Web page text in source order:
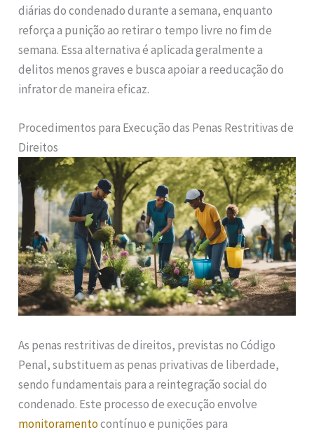
diárias do condenado durante a semana, enquanto
reforça a punição ao retirar o tempo livre no fim de
semana. Essa alternativa é aplicada geralmente a
delitos menos graves e busca apoiar a reeducação do
infrator de maneira eficaz.
Procedimentos para Execução das Penas Restritivas de
Direitos
As penas restritivas de direitos, previstas no Código
Penal, substituem as penas privativas de liberdade,
sendo fundamentais para a reintegração social do
condenado. Este processo de execução envolve
monitoramentocontínuo e punições para